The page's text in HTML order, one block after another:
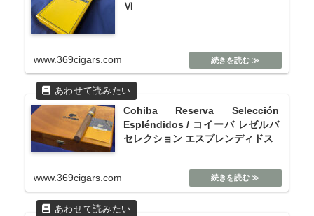
Ⅵ
www.369cigars.com
Cohiba Reserva Selección
Espléndidos / コイーバ レゼルバ
セレクション エスプレンディドス
www.369cigars.com